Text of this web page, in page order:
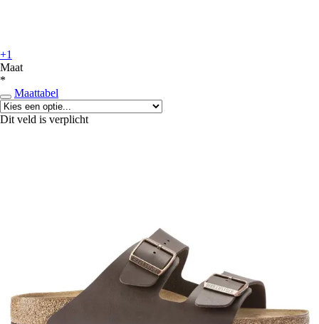
+1
Maat
*
Maattabel
Dit veld is verplicht